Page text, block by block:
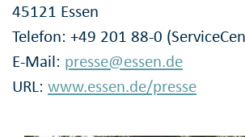
45121 Essen
Telefon: +49 201 88-0
E-Mail: presse@essen.de
URL: www.essen.de/presse